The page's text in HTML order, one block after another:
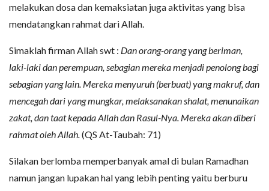
melakukan dosa dan kemaksiatan juga aktivitas yang bisa
mendatangkan rahmat dari Allah.
Simaklah firman Allah swt : Dan orang-orang yang beriman,
laki-laki dan perempuan, sebagian mereka menjadi penolong bagi
sebagian yang lain. Mereka menyuruh (berbuat) yang makruf, dan
mencegah dari yang mungkar, melaksanakan shalat, menunaikan
zakat, dan taat kepada Allah dan Rasul-Nya. Mereka akan diberi
rahmat oleh Allah.(QS At-Taubah: 71)
Silakan berlomba memperbanyak amal di bulan Ramadhan
namun jangan lupakan hal yang lebih penting yaitu berburu